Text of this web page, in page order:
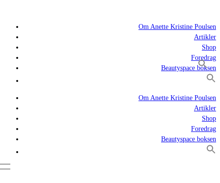
Om Anette Kristine Poulsen
Artikler
Shop
Foredrag
Beautyspace boksen
Om Anette Kristine Poulsen
Artikler
Shop
Foredrag
Beautyspace boksen